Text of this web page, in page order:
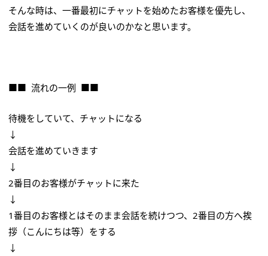
そんな時は、一番最初にチャットを始めたお客様を優先し、
会話を進めていくのが良いのかなと思います。
■■ 流れの一例 ■■
待機をしていて、チャットになる
↓
会話を進めていきます
↓
2番目のお客様がチャットに来た
↓
1番目のお客様とはそのまま会話を続けつつ、2番目の方へ挨
拶（こんにちは等）をする
↓